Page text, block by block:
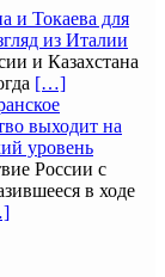
и Токаева для
из Италии
и Казахстана
[…]
выходит на
уровень
России с
в ходе